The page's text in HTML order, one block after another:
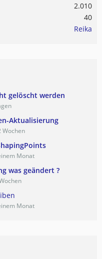
2.010
40
Reika
gelöscht werden
Aktualisierung
Wochen
Monat
was geändert ?
Monat